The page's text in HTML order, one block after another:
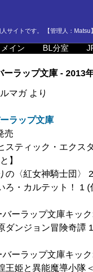
サイトです。 【管理人：Matsu
メイン BL分室
ーラップ文庫 - 2013
マガ より
ラップ文庫
売
スティック・エク
】
の〈紅女神騎士団
ろ・カルテット！ 1
ーラップ文庫キッ
ダンジョン冒険奇
ーラップ文庫キッ
王姫と異能魔導小